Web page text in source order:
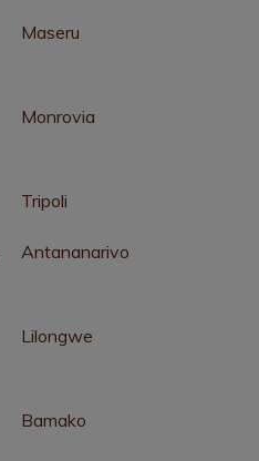
Maseru
Monrovia
Tripoli
Antananarivo
Lilongwe
Bamako